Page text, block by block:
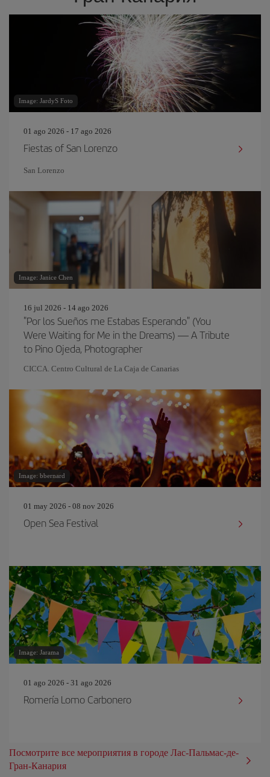
Image: JardyS Foto
01 ago 2026 - 17 ago 2026
Fiestas of San Lorenzo
San Lorenzo
Image: Janice Chen
16 jul 2026 - 14 ago 2026
"Por los Sueños me Estabas Esperando" (You
Were Waiting for Me in the Dreams) — A Tribute
to Pino Ojeda, Photographer
CICCA. Centro Cultural de La Caja de Canarias
Image: bbernard
01 may 2026 - 08 nov 2026
Open Sea Festival
Image: Jarama
01 ago 2026 - 31 ago 2026
Romería Lomo Carbonero
Посмотрите все мероприятия в городе Лас-Пальмас-де-
Гран-Канария